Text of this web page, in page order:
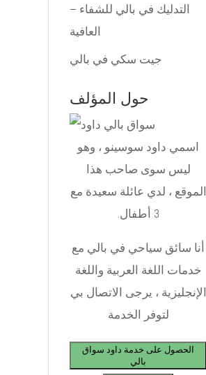
التدليك في بالي للشفاء –
العافية
جيت سكي في بالي
حول المؤلف
اسمي داود سوسينو ، وهو
ليس سوى صاحب هذا
الموقع ، لدي عائلة سعيدة مع
3 أطفال.
أنا سائق سياحي في بالي مع
خدمات اللغة العربية واللغة
الإنجليزية ، يرجى الاتصال بي
لتوفر الخدمة
الحصول على خدمة داود سواق
بالي